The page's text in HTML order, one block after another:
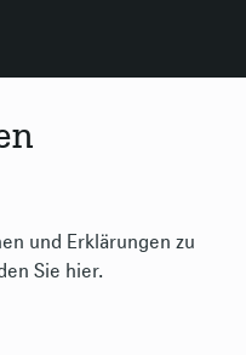
und Erklärungen zu
Sie hier.